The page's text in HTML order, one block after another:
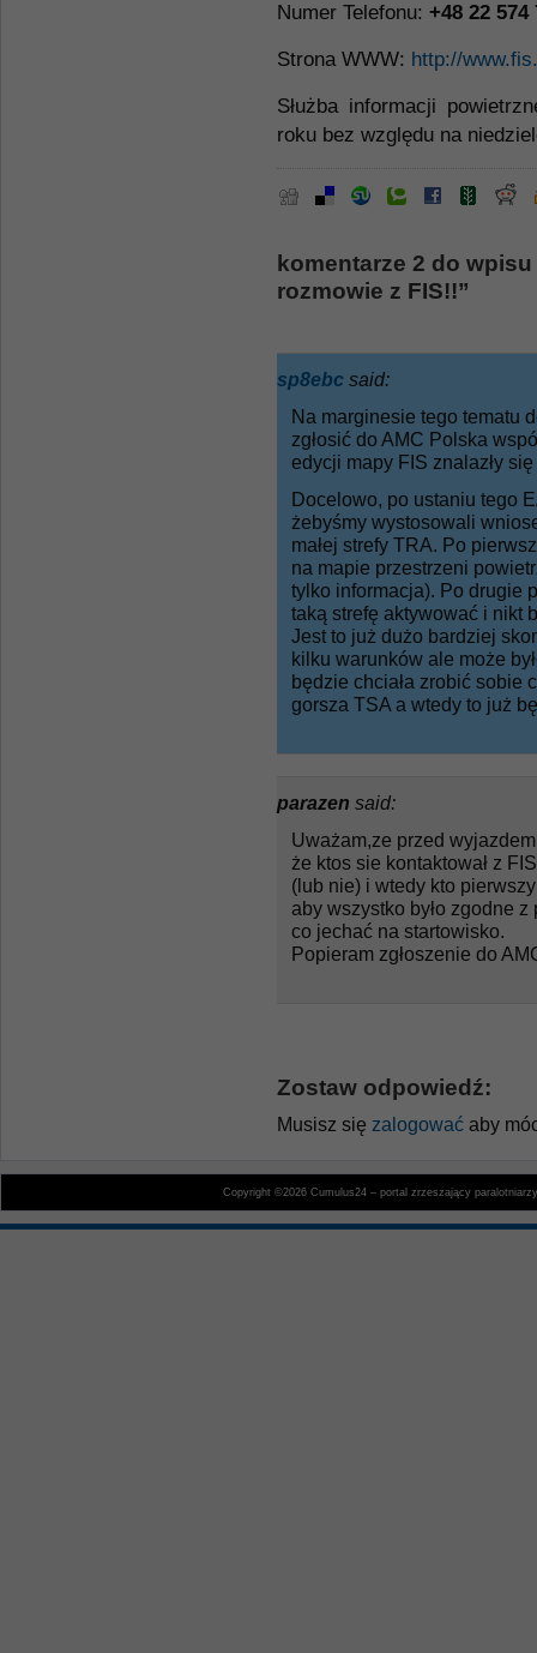
Numer Telefonu: +48 22 574
Strona WWW: http://
Służba informacji
roku bez względu na
komentarze 2 do
rozmowie z FIS!!”
sp8ebc said:
Na marginesie tego tematu
zgłosić do AMC Polska
edycji mapy FIS znalazły
Docelowo, po ustaniu tego
żebyśmy wystosowali
małej strefy TRA. Po
na mapie przestrzeni
tylko informacja). Po drugie
taką strefę aktywować i nikt
Jest to już dużo bardziej
kilku warunków ale może
będzie chciała zrobić sobie
gorsza TSA a wtedy to już
parazen said:
Uważam,ze przed
że ktos sie kontaktował z
(lub nie) i wtedy kto
aby wszystko było zgodne
co jechać na startowisko.
Popieram zgłoszenie do
Zostaw odpowiedź:
Musisz się zalogować aby
Copyright ©2026 Cumulus24 – portal zrzeszający